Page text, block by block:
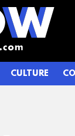
CULTURE